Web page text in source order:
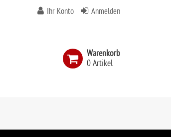
Ihr Konto Anmelden
Warenkorb
0 Artikel